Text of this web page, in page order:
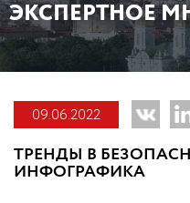
ЭКСПЕРТНОЕ
09.06.2022
ТРЕНДЫ В
ИНФОГРАФИКА